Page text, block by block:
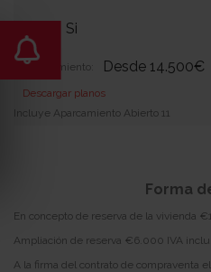
Si
Equipamiento: Desde 14.500€
Descargar planos
Incluye Aparcamiento Abierto 11
Forma
En concepto de reserva de la vivienda
Ampliación de reserva €6.000 IVA
A la firma del contrato de compraventa